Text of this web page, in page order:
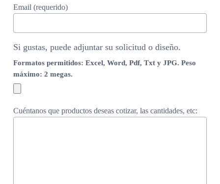
Email (requerido)
Si gustas, puede adjuntar su solicitud o diseño.
Formatos permitidos: Excel, Word, Pdf, Txt y JPG. Peso
máximo: 2 megas.
Cuéntanos que productos deseas cotizar, las cantidades, etc: